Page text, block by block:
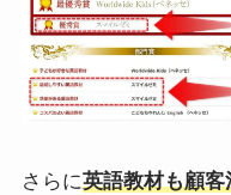
さらに英語教材も顧